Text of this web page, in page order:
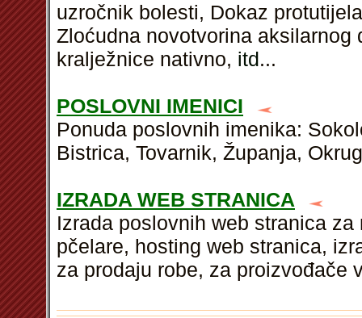
uzročnik bolesti, Dokaz
Zloćudna novotvorina
kralježnice nativno, itd...
POSLOVNI IMENICI
Ponuda poslovnih imenika:
Bistrica, Tovarnik, Županja,
IZRADA WEB STRANICA
Izrada poslovnih web stranica
pčelare, hosting web stranica,
za prodaju robe, za proizvođače